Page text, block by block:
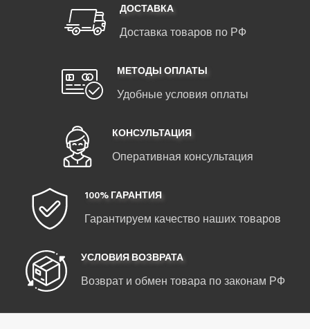
ДОСТАВКА
Доставка товаров по РФ
МЕТОДЫ ОПЛАТЫ
Удобные условия оплаты
КОНСУЛЬТАЦИЯ
Оперативная консультация
100% ГАРАНТИЯ
Гарантируем качество наших товаров
УСЛОВИЯ ВОЗВРАТА
Возврат и обмен товара по законам РФ